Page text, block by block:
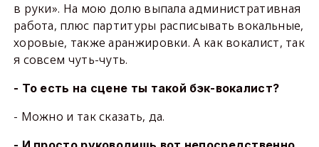
в руки». На мою долю выпала административная
работа, плюс партитуры расписывать вокальные,
хоровые, также аранжировки. А как вокалист, так
я совсем чуть-чуть.
- То есть на сцене ты такой бэк-вокалист?
- Можно и так сказать, да.